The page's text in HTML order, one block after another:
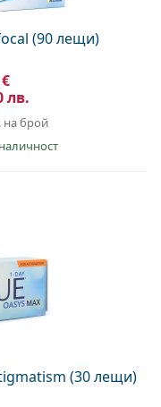
(90 лещи)
лв.
на брой
(30 лещи)